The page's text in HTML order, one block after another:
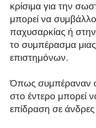
κρίσιμα για την
μπορεί να
παχυσαρκίας ή
το συμπέρασμα
επιστημόνων.
Όπως συμπέραναν οι
στο έντερο μπορεί
επίδραση σε άνδρες